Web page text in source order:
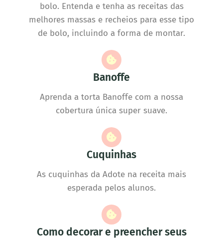
bolo. Entenda e tenha as receitas das
melhores massas e recheios para esse tipo
de bolo, incluindo a forma de montar.
Banoffe
Aprenda a torta Banoffe com a nossa
cobertura única super suave.
Cuquinhas
As cuquinhas da Adote na receita mais
esperada pelos alunos.
Como decorar e preencher seus